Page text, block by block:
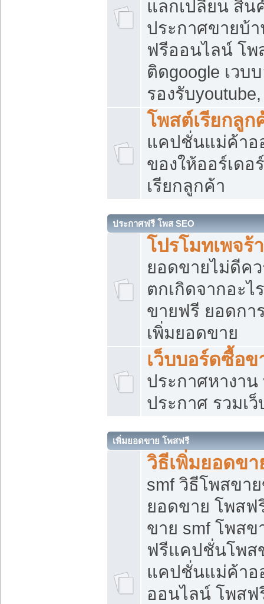
แลกเปลี่ยน สิน
ประกาศขายบ้
ฟรีออนไลน์ โพ
ติดgoogle เวบ
รองรับ
โพสต์เรียกลูก
แคปชั่นแม่ค้าอ
ของให้ออร์เดอ
เรียกลูกค้า
ประกาศฟรี โพส SEO
โปรโมทเพจร้
ยอดขายไม่ดีค
ตกเกิดจากอะไ
ขายฟรี ยอดกา
เพิ่มยอดขาย
เว็บบอร์ดซื้อข
ประกาศหางาน
ประกาศ รวมเ
เพิ่มยอดขาย โพสฟรี
วิธีเพิ่มยอดข
smf วิธีโพสขา
ยอดขาย โพสฟ
ขาย smf โพส
ฟรีแคปชั่นโพส
แคปชั่นแม่ค้า
ออนไลน์ โพสฟ